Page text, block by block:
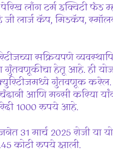
लाँग टर्म इक्विटी
जी लार्ज कॅप, मिडकॅप,
सक्रियपणे
हेतू आहे. ही
गुंतवणूक करेल.
आणि मन्सी करिया
1000 रुपये आहे.
31 मार्च 2025 रोजी
कोटी रुपये झाली.